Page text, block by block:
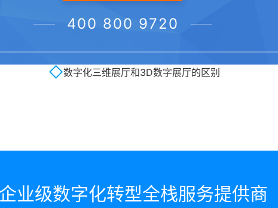
三维互动虚拟展示：让展示更生动、更有趣的新技术
元宇宙虚拟展厅解决方案
数字化三维展厅和3D数字展厅的区别
企业级数字化转型全栈服务提供商
400 800 9720